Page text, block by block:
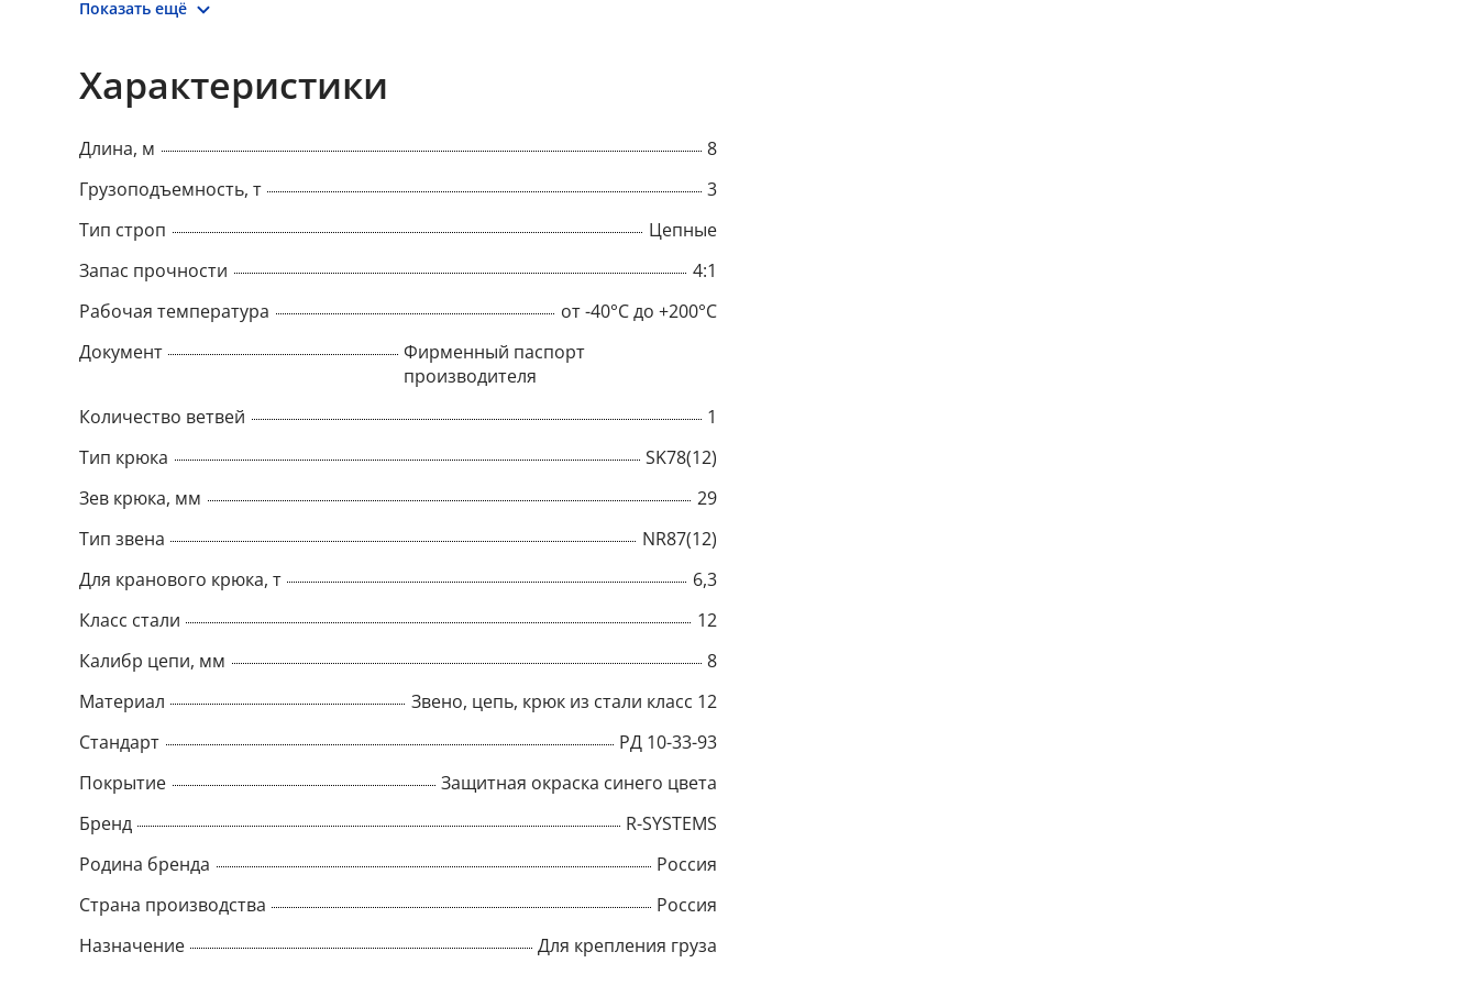
Показать ещё
Характеристики
Длина, м
8
Грузоподъемность, т
3
Тип строп
Цепные
Запас прочности
4:1
Рабочая температура
от -40°C до +200°C
Документ
Фирменный паспорт
производителя
Количество ветвей
1
Тип крюка
SK78(12)
Зев крюка, мм
29
Тип звена
NR87(12)
Для кранового крюка, т
6,3
Класс стали
12
Калибр цепи, мм
8
Материал
Звено, цепь, крюк из стали класс 12
Стандарт
РД 10-33-93
Покрытие
Защитная окраска синего цвета
Бренд
R-SYSTEMS
Родина бренда
Россия
Страна производства
Россия
Назначение
Для крепления груза
Popup
Title